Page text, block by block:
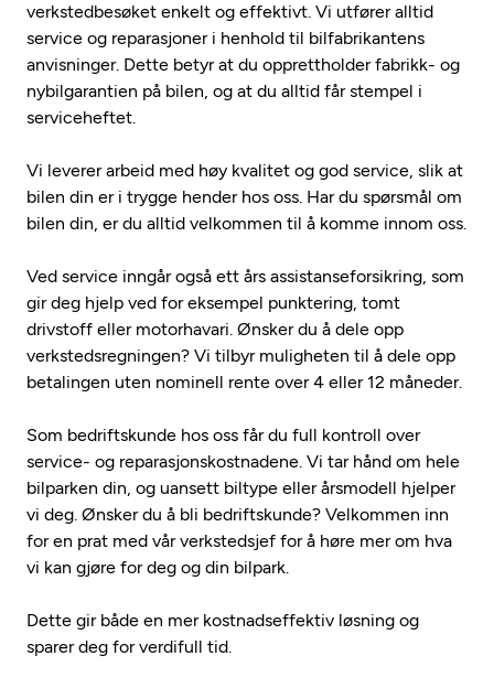
Mekonomen Fleet
verkstedbesøket enkelt og effektivt. Vi utfører alltid
service og reparasjoner i henhold til bilfabrikantens
anvisninger. Dette betyr at du opprettholder fabrikk- og
nybilgarantien på bilen, og at du alltid får stempel i
serviceheftet.
Vi leverer arbeid med høy kvalitet og god service, slik at
bilen din er i trygge hender hos oss. Har du spørsmål om
bilen din, er du alltid velkommen til å komme innom oss.
Ved service inngår også ett års assistanseforsikring, som
gir deg hjelp ved for eksempel punktering, tomt
drivstoff eller motorhavari. Ønsker du å dele opp
verkstedsregningen? Vi tilbyr muligheten til å dele opp
betalingen uten nominell rente over 4 eller 12 måneder.
Som bedriftskunde hos oss får du full kontroll over
service- og reparasjonskostnadene. Vi tar hånd om hele
bilparken din, og uansett biltype eller årsmodell hjelper
vi deg. Ønsker du å bli bedriftskunde? Velkommen inn
for en prat med vår verkstedsjef for å høre mer om hva
vi kan gjøre for deg og din bilpark.
Dette gir både en mer kostnadseffektiv løsning og
sparer deg for verdifull tid.